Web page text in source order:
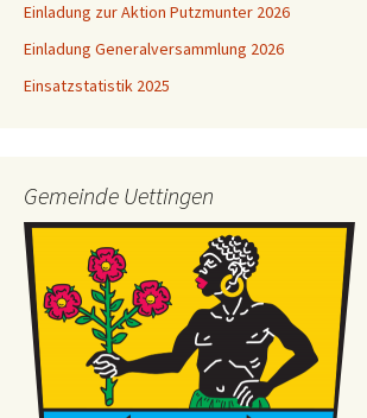
Einladung zur Aktion Putzmunter 2026
Einladung Generalversammlung 2026
Einsatzstatistik 2025
Gemeinde Uettingen